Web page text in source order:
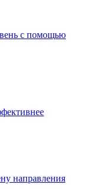
с помощью
направления